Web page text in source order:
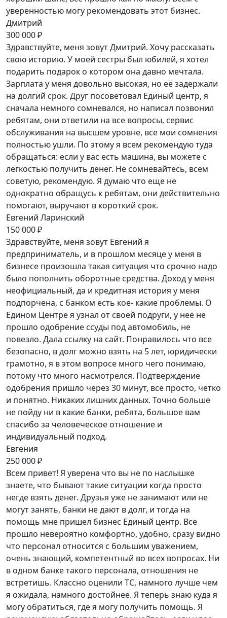
уверенностью могу рекомендовать этот бизнес.
Дмитрий
300 000 ₽
Здравствуйте, меня зовут Дмитрий. Хочу рассказать
свою историю. У моей сестры был юбилей, я хотел
подарить подарок о котором она давно мечтала.
Зарплата у меня довольно высокая, но её задержали
на долгий срок. Друг посоветовал Единый центр, я
сначала немного сомневался, но написал позвонил
ребятам, они ответили на все вопросы, сервис
обслуживания на высшем уровне, все мои сомнения
полностью ушли. По этому я всем рекомендую туда
обращаться: если у вас есть машина, вы можете с
легкостью получить денег. Не сомневайтесь, всем
советую, рекомендую. Я думаю что еще не
однократно обращусь к ребятам, они действительно
помогают, выручают в короткий срок.
Евгений Ларинский
150 000 ₽
Здравствуйте, меня зовут Евгений я
предприниматель, и в прошлом месяце у меня в
бизнесе произошла такая ситуация что срочно надо
было пополнить оборотные средства. Доход у меня
неофициальный, да и кредитная история у меня
подпорчена, с банком есть кое- какие проблемы. О
Едином Центре я узнал от своей подруги, у неё не
прошло одобрение ссуды под автомобиль, не
повезло. Дала ссылку на сайт. Понравилось что все
безопасно, в долг можно взять на 5 лет, юридически
грамотно, я в этом вопросе много чего понимаю,
потому что много насмотрелся. Подтверждение
одобрения пришло через 30 минут, все просто, четко
и понятно. Никаких лишних данных. Точно больше
не пойду ни в какие банки, ребята, большое вам
спасибо за человеческое отношение и
индивидуальный подход.
Евгения
250 000 ₽
Всем привет! Я уверена что вы не по наслышке
знаете, что бывают такие ситуации когда просто
негде взять денег. Друзья уже не занимают или не
могут занять, банки не дают в долг, и тогда на
помощь мне пришел бизнес Единый центр. Все
прошло невероятно комфортно, удобно, сразу видно
что персонал относится с большим уважением,
очень знающий, компетентный во всех вопросах. Ни
в одном банке такого персонала, отношения не
встретишь. Классно оценили ТС, намного лучше чем
я ожидала, намного достойнее. Я теперь знаю куда я
могу обратиться, где я могу получить помощь. Я